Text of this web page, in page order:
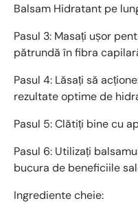
Balsam Hidratant pe
Pasul 3: Masați ușor
pătrundă în fibra
Pasul 4: Lăsați să
rezultate optime de
Pasul 5: Clătiți bine cu
Pasul 6: Utilizați
bucura de beneficiile
Ingrediente cheie: